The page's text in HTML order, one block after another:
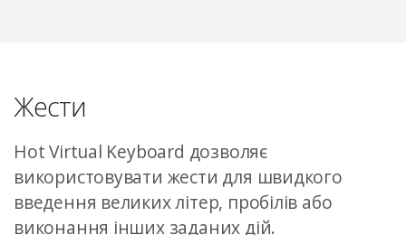
Жести
Hot Virtual Keyboard дозволяє
використовувати жести для швидкого
введення великих літер, пробілів або
виконання інших заданих дій.